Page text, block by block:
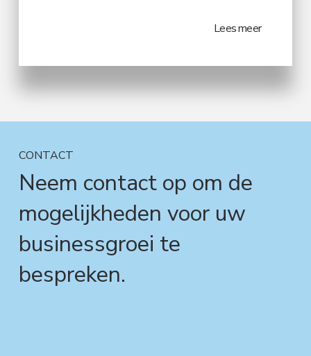
Lees meer
CONTACT
Neem contact op om de
mogelijkheden voor uw
businessgroei te
bespreken.